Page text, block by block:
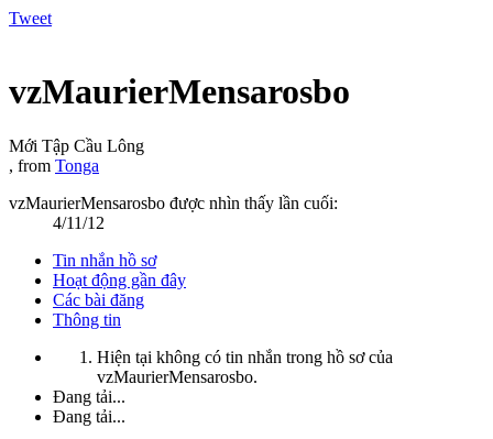
Tweet
vzMaurierMensarosbo
Mới Tập Cầu Lông
, from Tonga
vzMaurierMensarosbo được nhìn thấy lần cuối:
4/11/12
Tin nhắn hồ sơ
Hoạt động gần đây
Các bài đăng
Thông tin
Hiện tại không có tin nhắn trong hồ sơ của
vzMaurierMensarosbo.
Đang tải...
Đang tải...